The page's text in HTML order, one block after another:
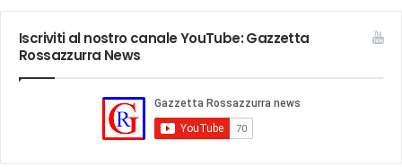
Iscriviti al nostro canale YouTube: Gazzetta
Rossazzurra News